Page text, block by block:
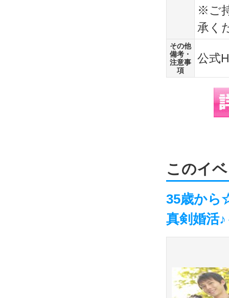
※ご
承く
その他
備考・
注意事
項
公式
このイ
35歳から
真剣婚活